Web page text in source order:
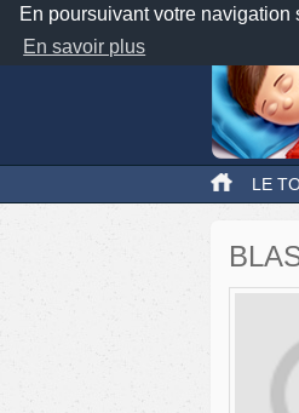
En poursuivant votre
En savoir plus
LE